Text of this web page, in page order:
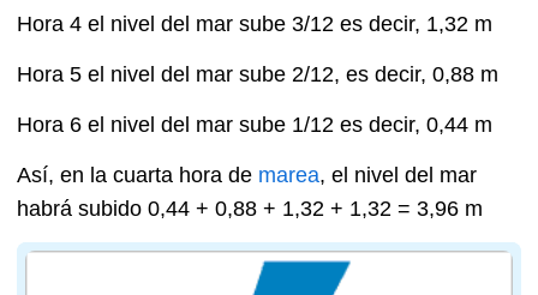
Hora 4 el nivel del mar sube 3/12 es decir, 1,32 m
Hora 5 el nivel del mar sube 2/12, es decir, 0,88 m
Hora 6 el nivel del mar sube 1/12 es decir, 0,44 m
Así, en la cuarta hora de marea, el nivel del mar
habrá subido 0,44 + 0,88 + 1,32 + 1,32 = 3,96 m